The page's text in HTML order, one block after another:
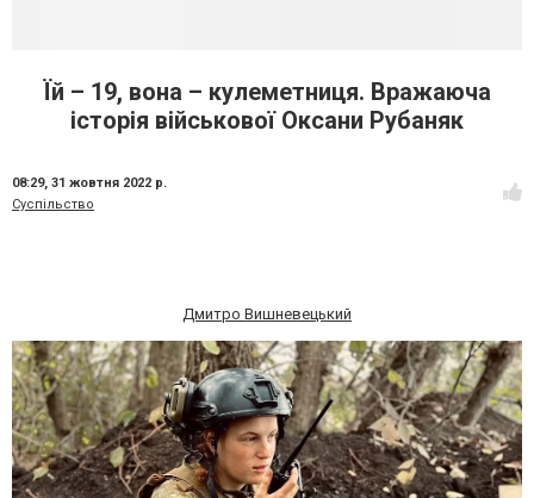
Їй – 19, вона – кулеметниця. Вражаюча
історія військової Оксани Рубаняк
08:29, 31 жовтня 2022 р.
Суспільство
Дмитро Вишневецький